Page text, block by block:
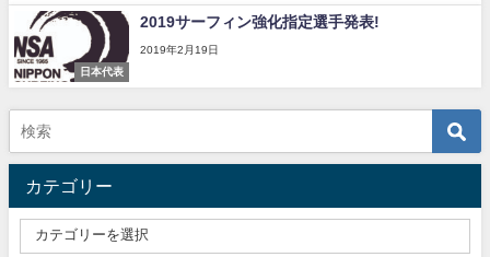
日本代表
2019サーフィン強化指定選手発表!
2019年2月19日
カテゴリー